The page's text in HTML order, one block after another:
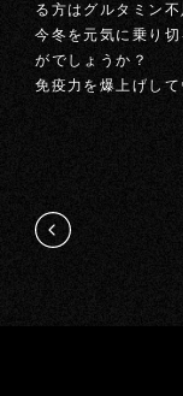
る方はグルタミン
今冬を元気に乗り
がでしょうか？
免疫力を爆上げし